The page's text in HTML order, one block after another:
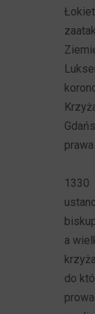
1330
a
do